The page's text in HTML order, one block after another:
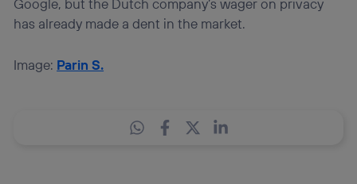
Google, but the Dutch company’s wager on privacy
has already made a dent in the market.
Image: Parin S.